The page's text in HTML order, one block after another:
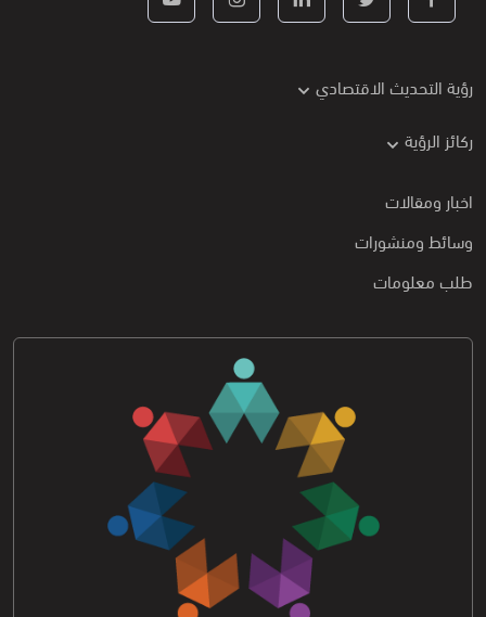
رؤية التحديث الاقتصادي
ركائز الرؤية
اخبار ومقالات
وسائط ومنشورات
طلب معلومات